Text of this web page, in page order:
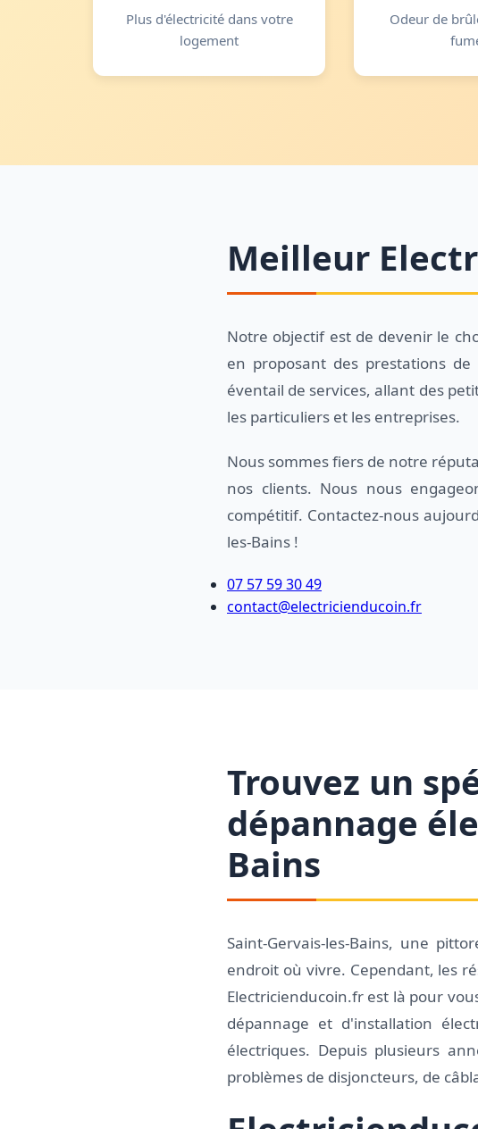
Plus d'électricité dans votre
logement
Odeur de
Meilleur
Notre objectif est de devenir le
en proposant des prestations
éventail de services, allant des
les particuliers et les entreprises.
Nous sommes fiers de notre
nos clients. Nous nous
compétitif. Contactez-nous
les-Bains !
07 57 59 30 49
contact@electricienducoin.fr
Trouvez un
dépannage
Bains
Saint-Gervais-les-Bains, une
endroit où vivre. Cependant, les
Electricienducoin.fr est là pour
dépannage et d'installation
électriques. Depuis plusieurs
problèmes de disjoncteurs, de